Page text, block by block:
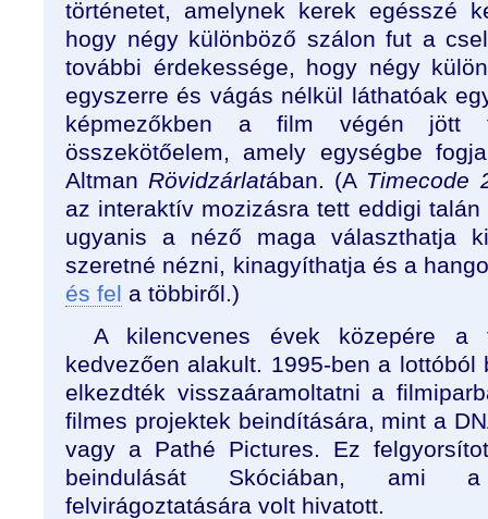
történetet, amelynek kerek egésszé
hogy négy különböző szálon fut a
további érdekessége, hogy négy
egyszerre és vágás nélkül láthatóak
képmezőkben a film végén jött
összekötőelem, amely egységbe
Altman Rövidzárlatában. (A Timecode
az interaktív mozizásra tett eddigi
ugyanis a néző maga választhatja
szeretné nézni, kinagyíthatja és a
és fel a többiről.)
A kilencvenes évek közepére a
kedvezően alakult. 1995-ben a
elkezdték visszaáramoltatni a
filmes projektek beindítására, mint a
vagy a Pathé Pictures. Ez
beindulását Skóciában, ami
felvirágoztatására volt hivatott.